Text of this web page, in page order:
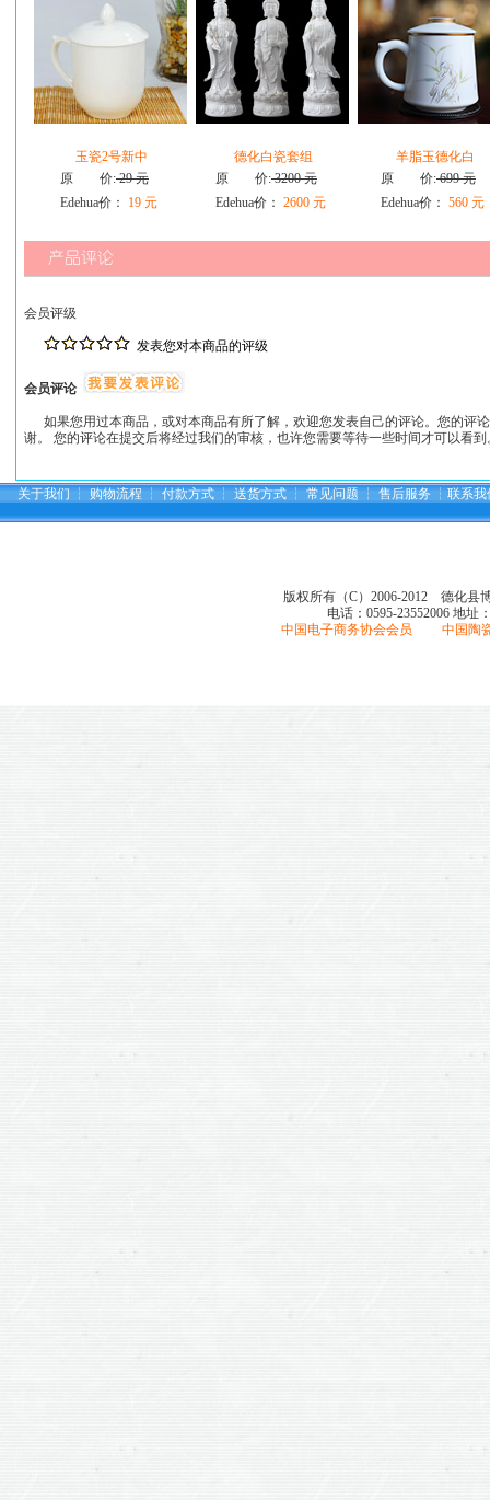
玉瓷2号新中
原 价:29 元
Edehua价：
19 元
德化白瓷套组
原 价:3200 元
Edehua价： 2600 元
羊脂玉德化白
原 价:699 元
Edehua价： 560 元
会员评级
发表您对本商品的评级
会员评论
如果您用过本商品，或对本商品有所了解，欢迎您发表自己的评论。您的评
谢。 您的评论在提交后将经过我们的审核，也许您需要等待一些时间才可以看
关于我们 ┆ 购物流程 ┆ 付款方式 ┆ 送货方式 ┆ 常见问题 ┆ 售后服务 ┆ 联系我
版权所有（C）2006-2012 德化县
电话：0595-23552006 地址
中国电子商务协会会员 中国陶